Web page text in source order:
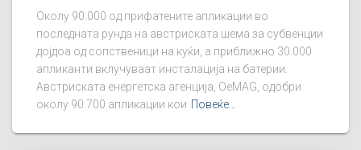
Околу 90.000 од прифатените апликации во
последната рунда на австриската шема за субвенции
дојдоа од сопственици на куќи, а приближно 30.000
апликанти вклучуваат инсталација на батерии.
Австриската енергетска агенција, OeMAG, одобри
околу 90.700 апликации кои Повеќе...